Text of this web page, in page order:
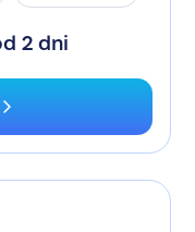
2 dni